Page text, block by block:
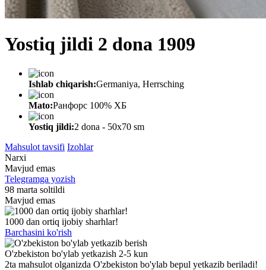
Yostiq jildi 2 dona 1909
Ishlab chiqarish:Germaniya, Herrsching
Mato:Ранфорс 100% ХБ
Yostiq jildi:2 dona - 50x70 sm
Mahsulot tavsifi Izohlar
Narxi
Mavjud emas
Telegramga yozish
98 marta soltildi
Mavjud emas
1000 dan ortiq ijobiy sharhlar!
Barchasini ko'rish
O'zbekiston bo'ylab yetkazish 2-5 kun
2ta mahsulot olganizda O'zbekiston bo'ylab bepul yetkazib beriladi!